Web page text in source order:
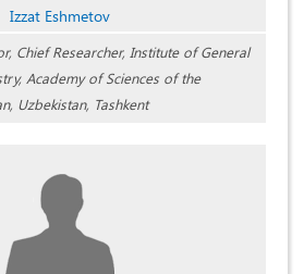
Izzat Eshmetov
Chief Researcher, Institute of General
Academy of Sciences of the
Uzbekistan, Tashkent